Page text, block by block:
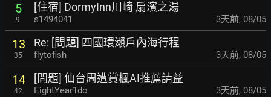
5
9
[住宿] DormyInn川崎 扇濱之湯
s1494041 3天前, 08/05
13
35
Re: [問題] 四國環瀨戶內海行程
flytofish 3天前, 08/05
14
42
[問題] 仙台周遭賞楓AI推薦請益
EightYear1do 3天前, 08/05